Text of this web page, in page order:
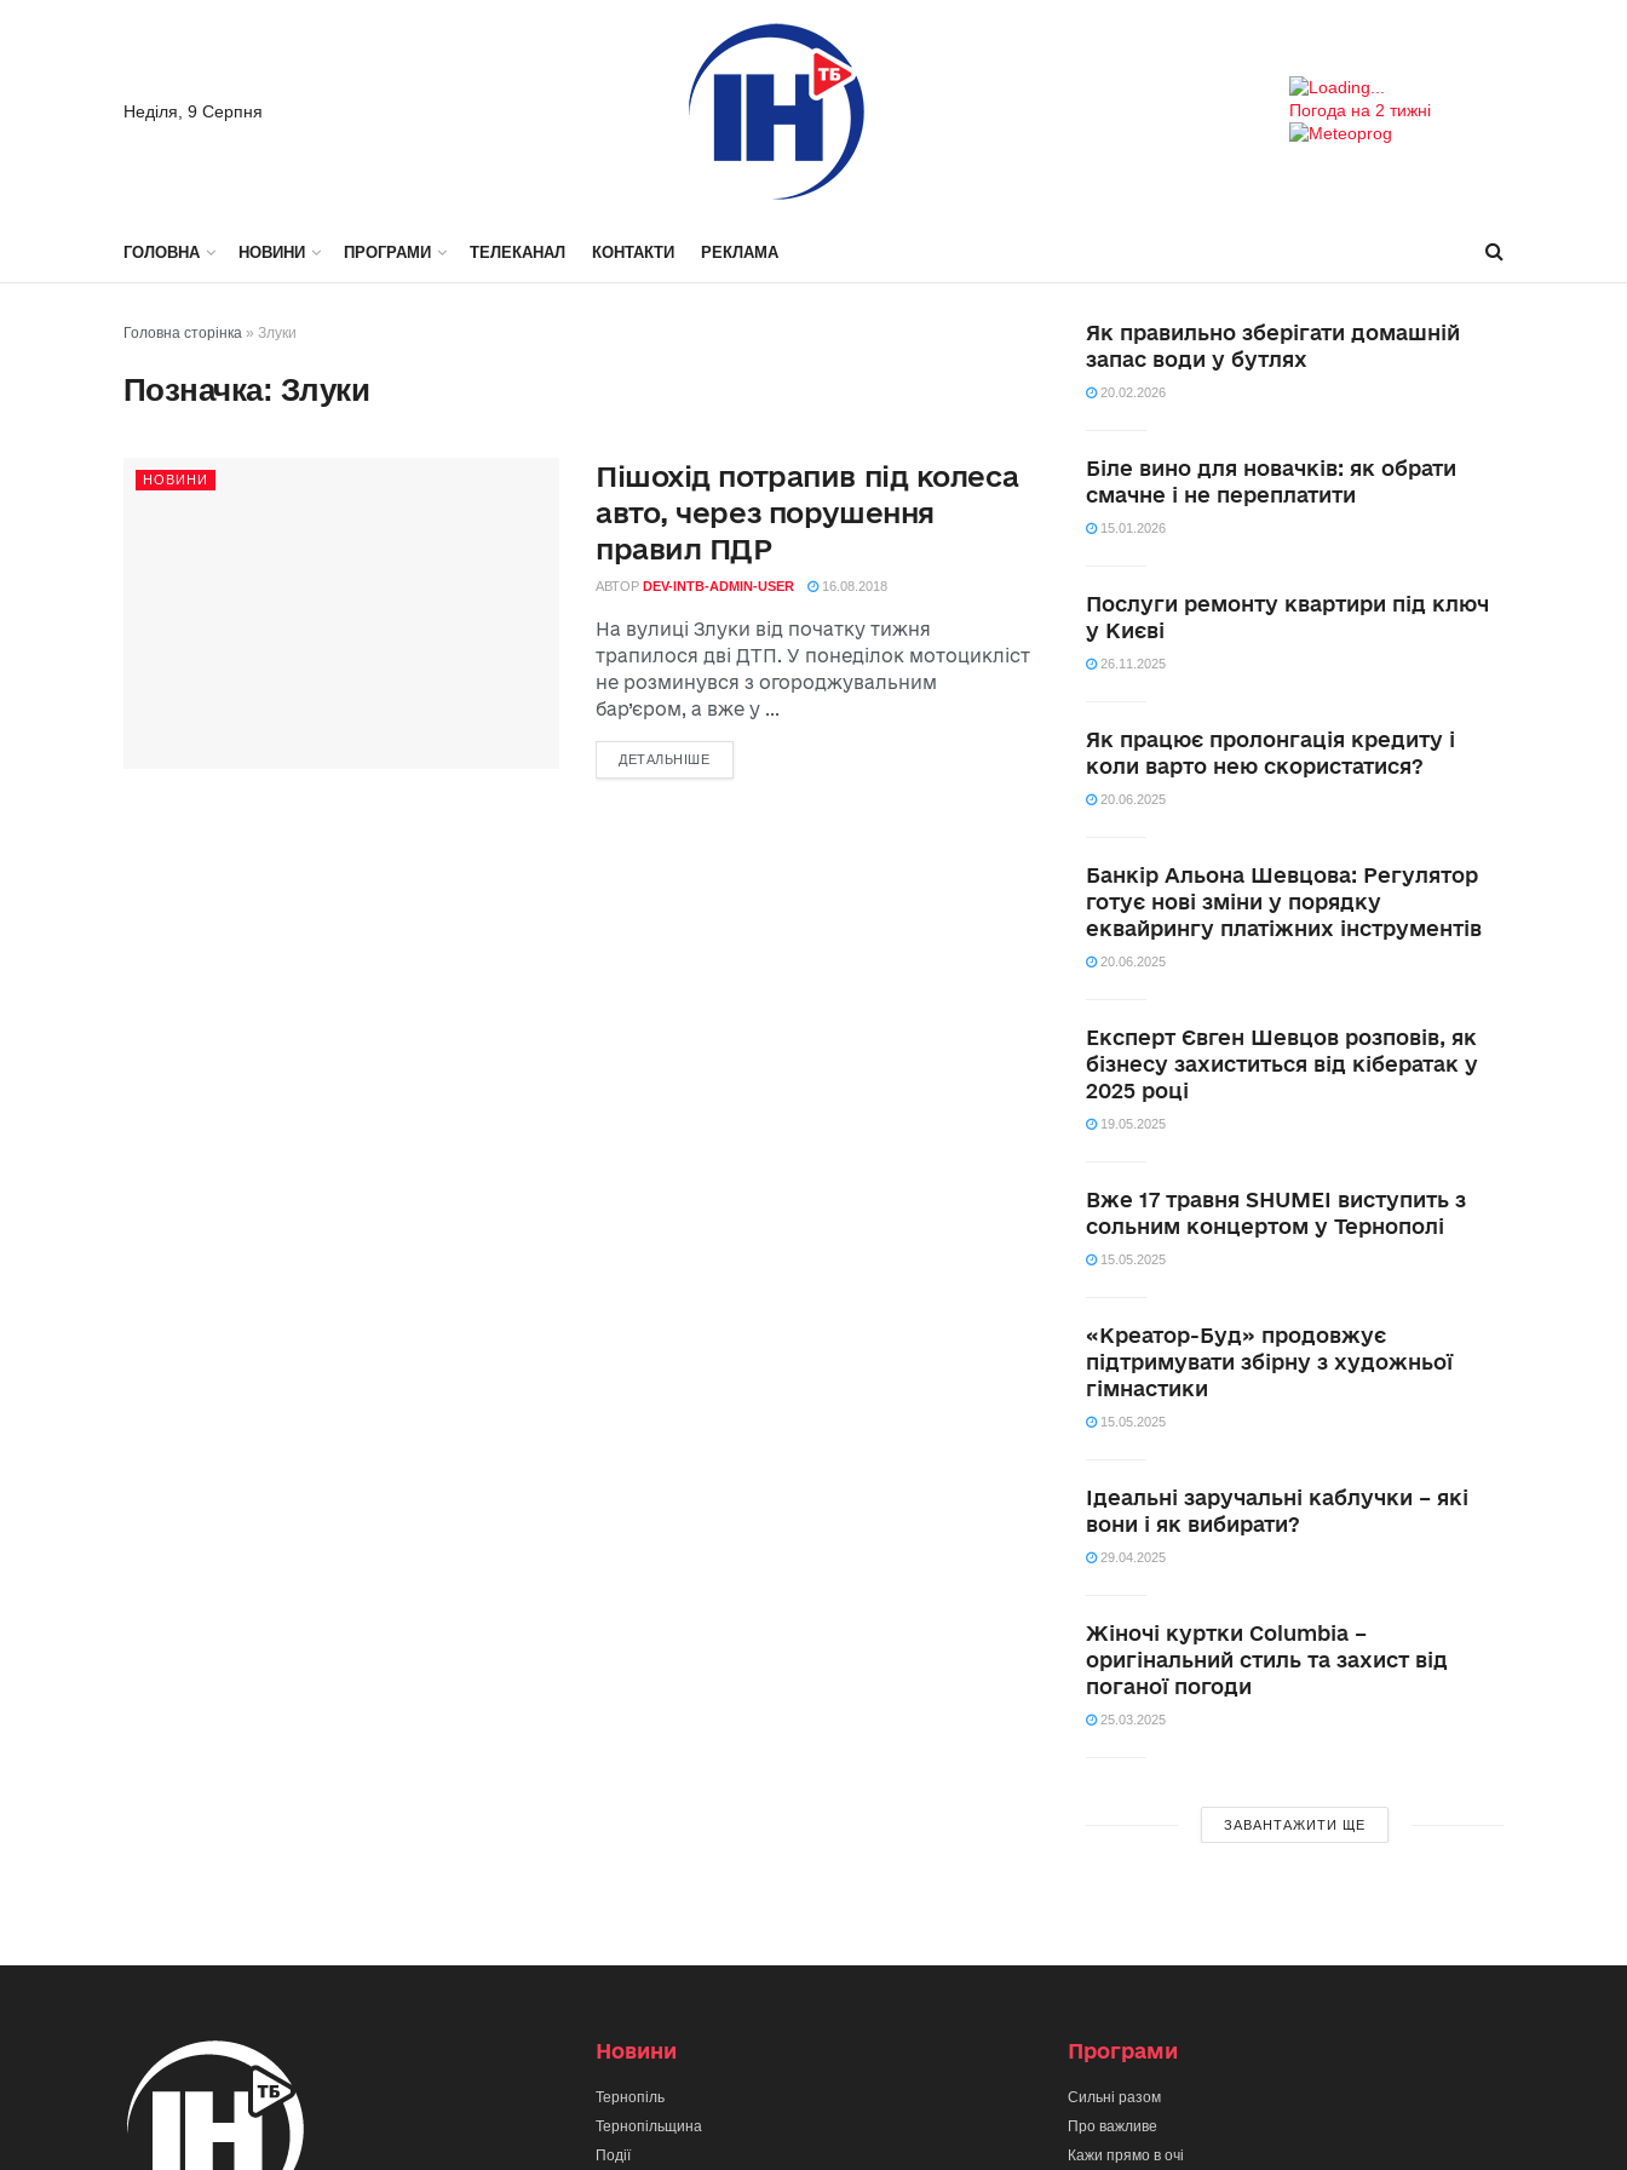
Неділя, 9 Серпня Погода на 2 тижні
ГОЛОВНА НОВИНИ ПРОГРАМИ ТЕЛЕКАНАЛ КОНТАКТИ РЕКЛАМА
Головна сторінка » Злуки
Позначка: Злуки
НОВИНИ
Пішохід потрапив під колеса
авто, через порушення
правил ПДР
АВТОР DEV-INTB-ADMIN-USER 16.08.2018
На вулиці Злуки від початку тижня
трапилося дві ДТП. У понеділок мотоцикліст
не розминувся з огороджувальним
бар’єром, а вже у ...
ДЕТАЛЬНІШЕ
Як правильно зберігати домашній
запас води у бутлях
20.02.2026
Біле вино для новачків: як обрати
смачне і не переплатити
15.01.2026
Послуги ремонту квартири під ключ
у Києві
26.11.2025
Як працює пролонгація кредиту і
коли варто нею скористатися?
20.06.2025
Банкір Альона Шевцова: Регулятор
готує нові зміни у порядку
еквайрингу платіжних інструментів
20.06.2025
Експерт Євген Шевцов розповів, як
бізнесу захиститься від кібератак у
2025 році
19.05.2025
Вже 17 травня SHUMEI виступить з
сольним концертом у Тернополі
15.05.2025
«Креатор-Буд» продовжує
підтримувати збірну з художньої
гімнастики
15.05.2025
Ідеальні заручальні каблучки – які
вони і як вибирати?
29.04.2025
Жіночі куртки Columbia –
оригінальний стиль та захист від
поганої погоди
25.03.2025
ЗАВАНТАЖИТИ ЩЕ
Новини
Тернопіль
Тернопільщина
Події
Програми
Сильні разом
Про важливе
Кажи прямо в очі